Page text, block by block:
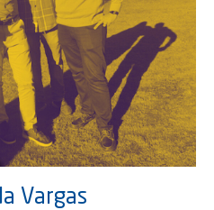
Vargas